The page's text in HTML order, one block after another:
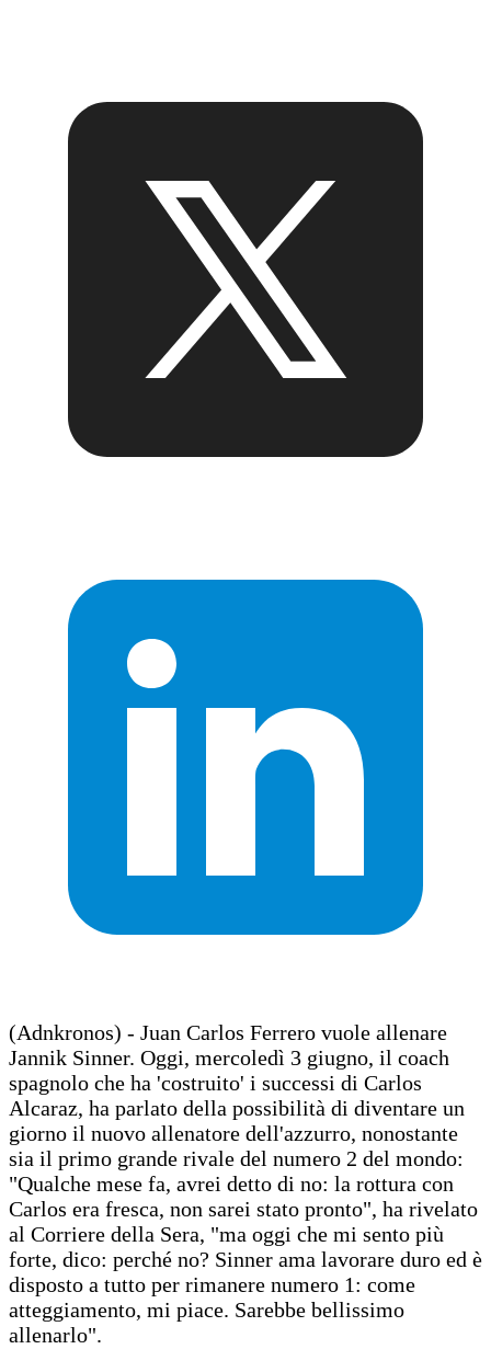
(Adnkronos) - Juan Carlos Ferrero vuole allenare
Jannik Sinner. Oggi, mercoledì 3 giugno, il coach
spagnolo che ha 'costruito' i successi di Carlos
Alcaraz, ha parlato della possibilità di diventare un
giorno il nuovo allenatore dell'azzurro, nonostante
sia il primo grande rivale del numero 2 del mondo:
"Qualche mese fa, avrei detto di no: la rottura con
Carlos era fresca, non sarei stato pronto", ha rivelato
al Corriere della Sera, "ma oggi che mi sento più
forte, dico: perché no? Sinner ama lavorare duro ed è
disposto a tutto per rimanere numero 1: come
atteggiamento, mi piace. Sarebbe bellissimo
allenarlo".